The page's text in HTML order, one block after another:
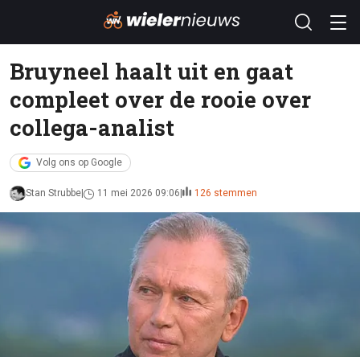
Bruyneel haalt uit en gaat
compleet over de rooie over
collega-analist
Volg ons op Google
Stan Strubbe 11 mei 2026 09:06 126 stemmen